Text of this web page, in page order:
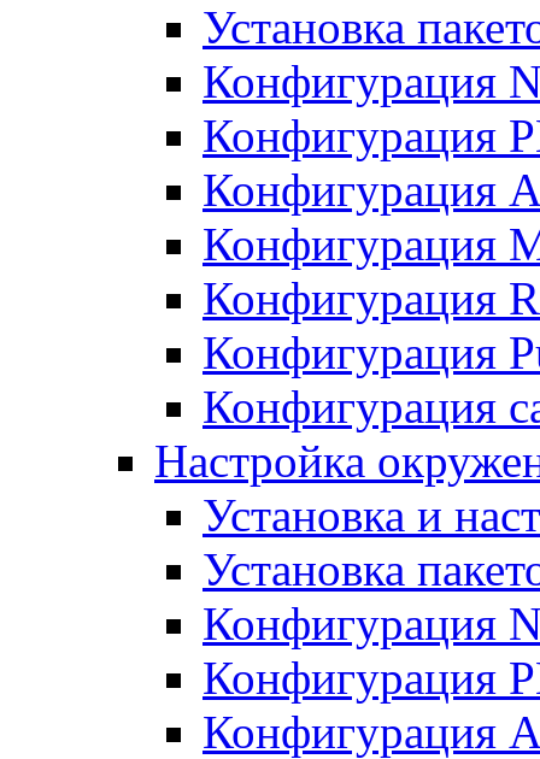
Установка
Конфигурация
Конфигурация
Конфигурация
Конфигурация
Конфигурация
Конфигурация
Конфигурация
Настройка
Установка и
Установка
Конфигурация
Конфигурация
Конфигурация